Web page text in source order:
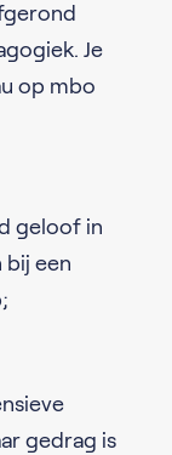
Je
op mbo
geloof in
bij een
gedrag is